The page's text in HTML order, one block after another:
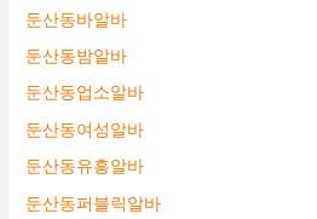
둔산동바알바
둔산동밤알바
둔산동업소알바
둔산동여성알바
둔산동유흥알바
둔산동퍼블릭알바